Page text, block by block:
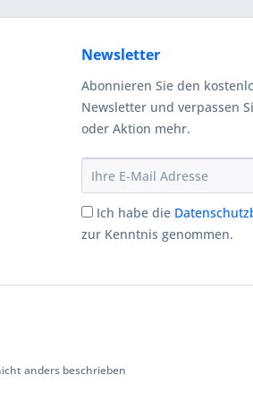
Newsletter
Abonnieren Sie den
Newsletter und verpassen
oder Aktion mehr.
Ich habe die
zur Kenntnis genommen.
anders beschrieben